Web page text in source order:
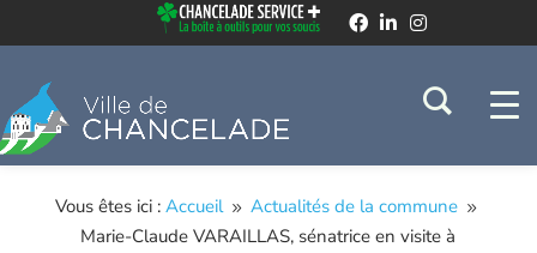
Vous êtes ici :Accueil 9 Actualités de la commune 9
Marie-Claude VARAILLAS, sénatrice en visite à